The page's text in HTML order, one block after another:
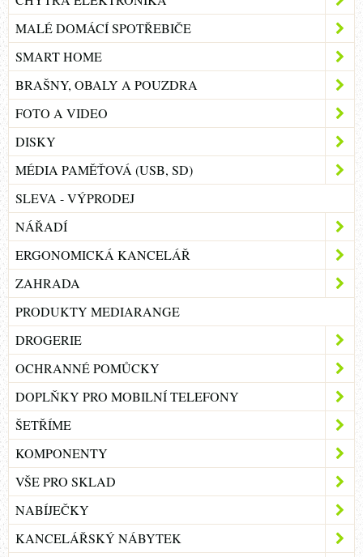
MALÉ DOMÁCÍ SPOTŘEBIČE
SMART HOME
BRAŠNY, OBALY A POUZDRA
FOTO A VIDEO
DISKY
MÉDIA PAMĚŤOVÁ (USB, SD)
SLEVA - VÝPRODEJ
NÁŘADÍ
ERGONOMICKÁ KANCELÁŘ
ZAHRADA
PRODUKTY MEDIARANGE
DROGERIE
OCHRANNÉ POMŮCKY
DOPLŇKY PRO MOBILNÍ TELEFONY
ŠETŘÍME
KOMPONENTY
VŠE PRO SKLAD
NABÍJEČKY
KANCELÁŘSKÝ NÁBYTEK